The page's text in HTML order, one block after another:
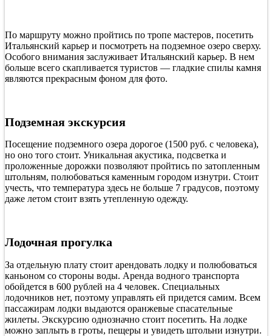
По маршруту можно пройтись по тропе мастеров, посетить
Итальянский карьер и посмотреть на подземное озеро сверху.
Особого внимания заслуживает Итальянский карьер. В нем
больше всего скапливается туристов — гладкие спилы камня
являются прекрасным фоном для фото.
Подземная экскурсия
Посещение подземного озера дорогое (1500 руб. с человека),
но оно того стоит. Уникальная акустика, подсветка и
проложенные дорожки позволяют пройтись по затопленным
штольням, полюбоваться каменным городом изнутри. Стоит
учесть, что температура здесь не больше 7 градусов, поэтому
даже летом стоит взять утепленную одежду.
Лодочная прогулка
За отдельную плату стоит арендовать лодку и полюбоваться
каньоном со стороны воды. Аренда водного транспорта
обойдется в 600 рублей на 4 человек. Специальных
лодочников нет, поэтому управлять ей придется самим. Всем
пассажирам лодки выдаются оранжевые спасательные
жилеты. Экскурсию однозначно стоит посетить. На лодке
можно заплыть в гроты, пещеры и увидеть штольни изнутри.